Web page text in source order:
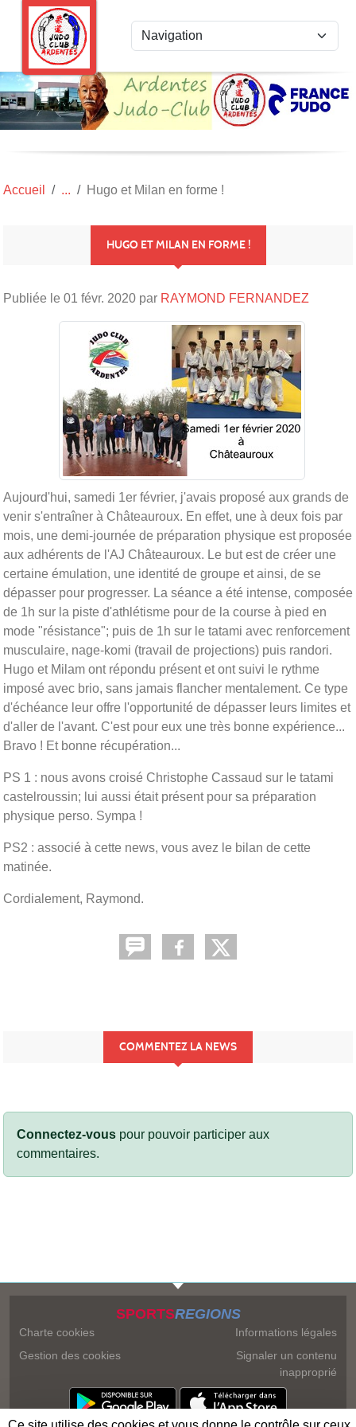
Accueil Hugo et Milan en forme !
HUGO ET MILAN EN FORME !
Publiée le 01 févr. 2020 par RAYMOND FERNANDEZ
Aujourd'hui, samedi 1er février, j'avais proposé aux grands de
venir s'entraîner à Châteauroux. En effet, une à deux fois par
mois, une demi-journée de préparation physique est proposée
aux adhérents de l'AJ Châteauroux. Le but est de créer une
certaine émulation, une identité de groupe et ainsi, de se
dépasser pour progresser. La séance a été intense, composée
de 1h sur la piste d'athlétisme pour de la course à pied en
mode "résistance"; puis de 1h sur le tatami avec renforcement
musculaire, nage-komi (travail de projections) puis randori.
Hugo et Milam ont répondu présent et ont suivi le rythme
imposé avec brio, sans jamais flancher mentalement. Ce type
d'échéance leur offre l'opportunité de dépasser leurs limites et
d'aller de l'avant. C'est pour eux une très bonne expérience...
Bravo ! Et bonne récupération...
PS 1 : nous avons croisé Christophe Cassaud sur le tatami
castelroussin; lui aussi était présent pour sa préparation
physique perso. Sympa !
PS2 : associé à cette news, vous avez le bilan de cette
matinée.
Cordialement, Raymond.
COMMENTEZ LA NEWS
Connectez-vous pour pouvoir participer aux
commentaires.
SPORTSREGIONS
Charte cookies
Gestion des cookies
Informations légales
Signaler un contenu
inapproprié
Panneau de gestion des cookies